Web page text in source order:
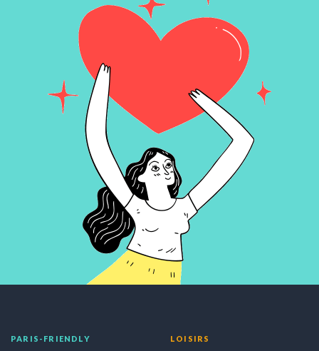
PARIS-FRIENDLY LOISIRS